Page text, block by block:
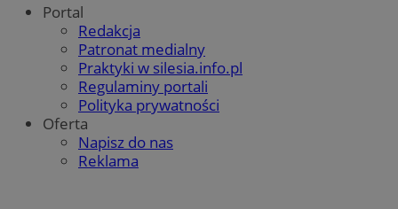
Portal
Redakcja
Patronat medialny
Praktyki w silesia.info.pl
Regulaminy portali
Polityka prywatności
Oferta
Napisz do nas
Reklama